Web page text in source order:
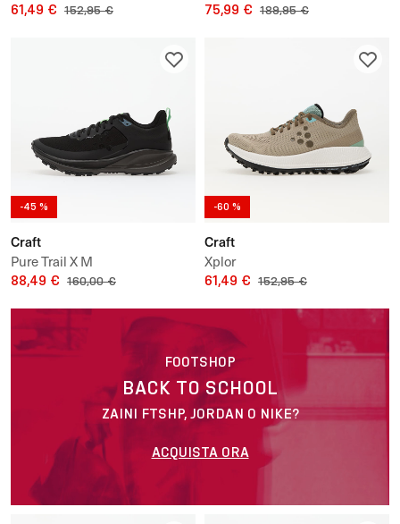
61,49 € 152,95 € 75,99 € 189,95 €
-45 %
Craft
Pure Trail X M
88,49 € 160,00 €
-60 %
Craft
Xplor
61,49 € 152,95 €
FOOTSHOP
BACK TO SCHOOL
ZAINI FTSHP, JORDAN O NIKE?
ACQUISTA ORA